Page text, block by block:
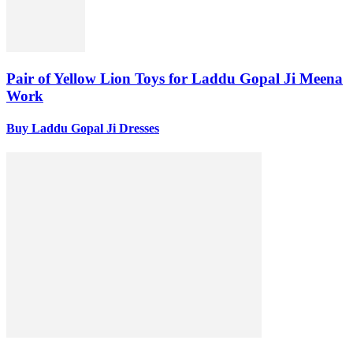
Pair of Yellow Lion Toys for Laddu Gopal Ji Meena
Work
Buy Laddu Gopal Ji Dresses